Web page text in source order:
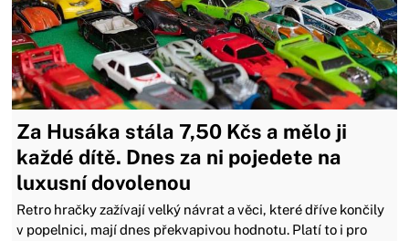
Za Husáka stála 7,50 Kčs a mělo ji
každé dítě. Dnes za ni pojedete na
luxusní dovolenou
Retro hračky zažívají velký návrat a věci, které dříve končily
v popelnici, mají dnes překvapivou hodnotu. Platí to i pro